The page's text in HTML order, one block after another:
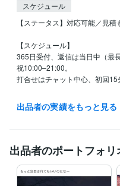
スケジュール
【ステータス】対応可能／見積
【スケジュール】
365日受付、返信は当日中（最
祝10:00–21:00。
打合せはチャット中心、初回15
【納期目安】
テンプレ・サムネ：24–72h／
【進め方】
①見積（目的・納期・予算）
②ヒアリング30–45分
出品者の実績をもっと見る
出品者のポートフォリ